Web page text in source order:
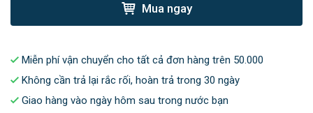
Mua ngay
Miễn phí vận chuyển cho tất cả đơn hàng trên 50.000
Không cần trả lại rắc rối, hoàn trả trong 30 ngày
Giao hàng vào ngày hôm sau trong nước bạn